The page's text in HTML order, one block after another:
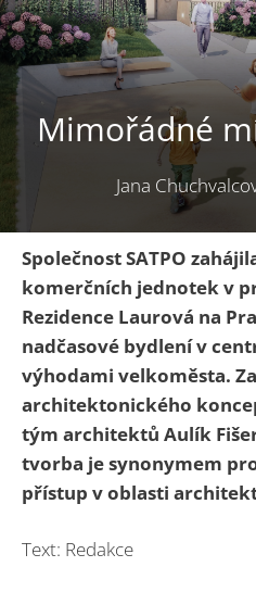
Mimořádné
Jana
Společnost SATPO
komerčních jednotek v
Rezidence Laurová na
nadčasové bydlení v
výhodami velkoměsta.
architektonického
tým architektů Aulík
tvorba je synonymem
přístup v oblasti
Text: Redakce